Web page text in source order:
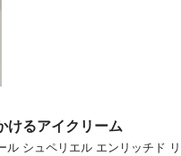
けるアイクリーム
ル シュペリエル エンリッチド